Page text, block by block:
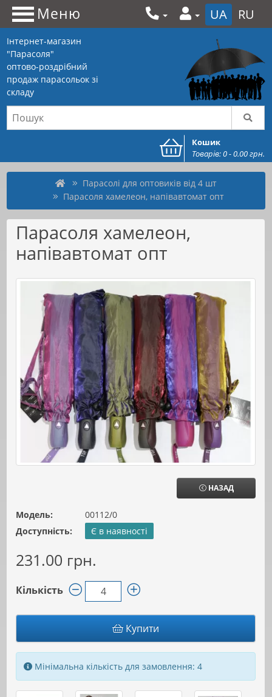
Меню UA RU
Інтернет-магазин
"Парасоля"
оптово-роздрібний
продаж парасольок зі
складу
Кошик
Товарів: 0 - 0.00 грн.
Парасолі для оптовиків від 4 шт
Парасоля хамелеон, напівавтомат опт
Парасоля хамелеон,
напівавтомат опт
НАЗАД
Модель:
00112/0
Доступність:
Є в наявності
231.00 грн.
Кількість
Купити
Мінімальна кількість для замовлення: 4